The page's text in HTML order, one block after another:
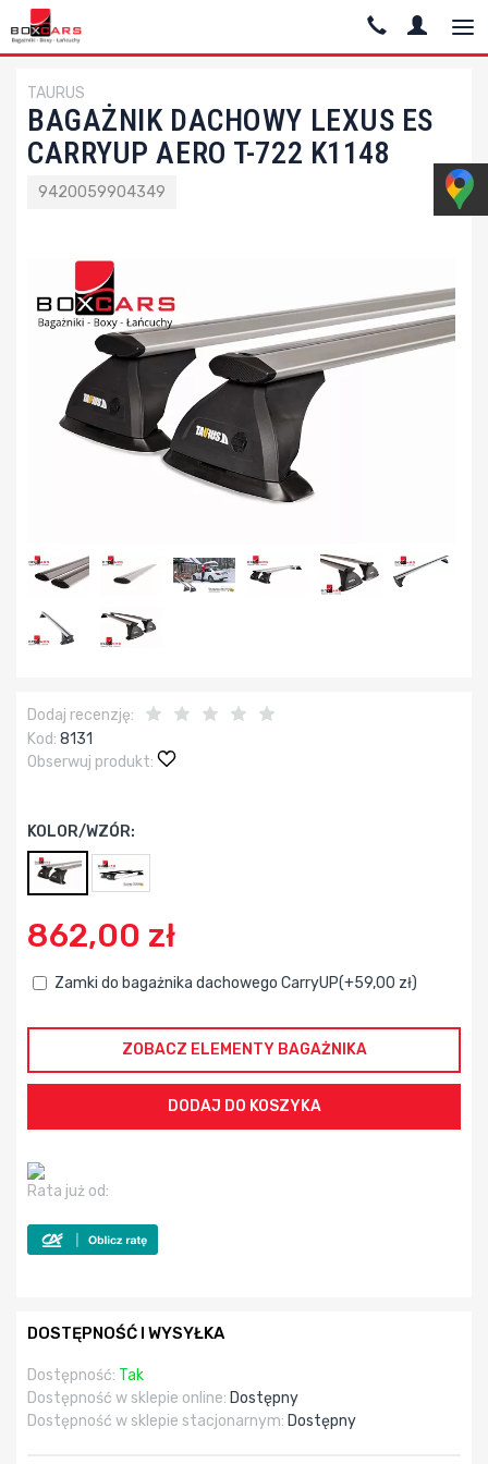
TAURUS
BAGAŻNIK DACHOWY LEXUS ES
CARRYUP AERO T-722 K1148
9420059904349
Dodaj recenzję:
Kod: 8131
Obserwuj produkt:
KOLOR/WZÓR:
862,00 zł
Zamki do bagażnika dachowego CarryUP(+59,00 zł)
ZOBACZ ELEMENTY BAGAŻNIKA
Rata już od:
DOSTĘPNOŚĆ I WYSYŁKA
Dostępność: Tak
Dostępność w sklepie online: Dostępny
Dostępność w sklepie stacjonarnym: Dostępny